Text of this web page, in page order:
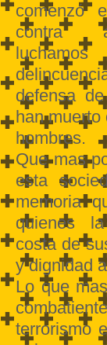
comenzó
contra
defensa
han muerto
hombres.
Que mas
esta
memoria
quienes
costa de
y dignidad
Lo que
terrorismo